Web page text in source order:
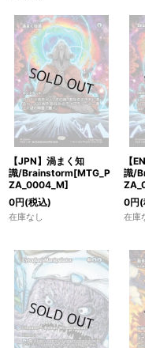
【JPN】渦まく知
識/Brainstorm[MTG_P
ZA_0004_M]
0円(税込)
在庫なし
【
識/
0円
在庫